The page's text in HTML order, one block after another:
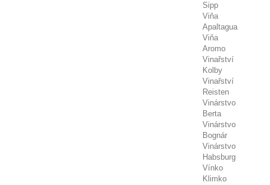
Sipp
Viňa
Apaltagua
Viňa
Aromo
Vinařství
Kolby
Vinařství
Reisten
Vinárstvo
Berta
Vinárstvo
Bognár
Vinárstvo
Habsburg
Vínko
Klimko